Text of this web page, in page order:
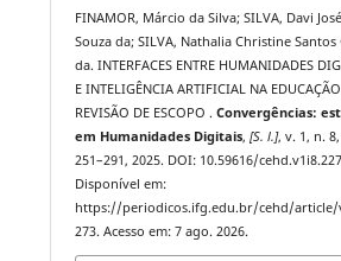
FINAMOR, Márcio da Silva; SILVA, Davi
Souza da; SILVA, Nathalia Christine Santos
da. INTERFACES ENTRE HUMANIDADES
E INTELIGÊNCIA ARTIFICIAL NA
REVISÃO DE ESCOPO .Convergências:
em Humanidades Digitais,[S. l.], v. 1, n.
251–291, 2025. DOI: 10.59616/
Disponível em:
https://periodicos.ifg.edu.br/cehd/
273. Acesso em: 7 ago. 2026.